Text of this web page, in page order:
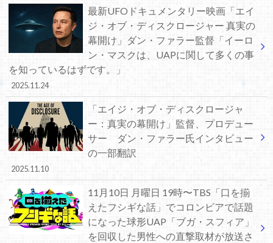
最新UFOドキュメンタリー映画「エイ
ジ・オブ・ディスクロージャー 真実の
幕開け」ダン・ファラー監督「イーロ
ン・マスクは、UAPに関して多くの事
を知っているはずです。」
2025.11.24
「エイジ・オブ・ディスクロージャ
ー：真実の幕開け」監督、プロデュー
サー ダン・ファラー氏インタビュー
の一部翻訳
2025.11.10
11月10日 月曜日 19時〜TBS「口を揃
えたフシギな話」でコロンビアで話題
になった球形UAP「ブガ・スフィア」
を回収した男性への直撃取材が放送さ